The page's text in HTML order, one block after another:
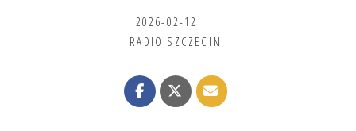
2026-02-12
RADIO SZCZECIN